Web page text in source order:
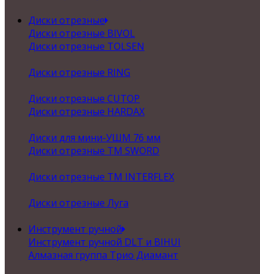
Диски отрезные
Диски отрезные BIVOL
Диски отрезные TOLSEN
Диски отрезные RING
Диски отрезные CUTOP
Диски отрезные HARDAX
Диски для мини-УШМ 76 мм
Диски отрезные ТМ SWORD
Диски отрезные ТМ INTERFLEX
Диски отрезные Луга
Инструмент ручной
Инструмент ручной DLT и BIHUI
Алмазная группа Трио Диамант